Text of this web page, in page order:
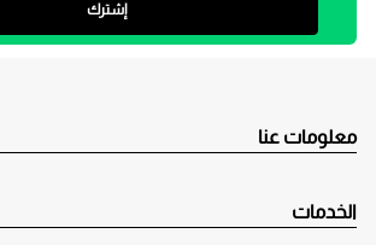
إشترك
معلومات عنا
الخدمات